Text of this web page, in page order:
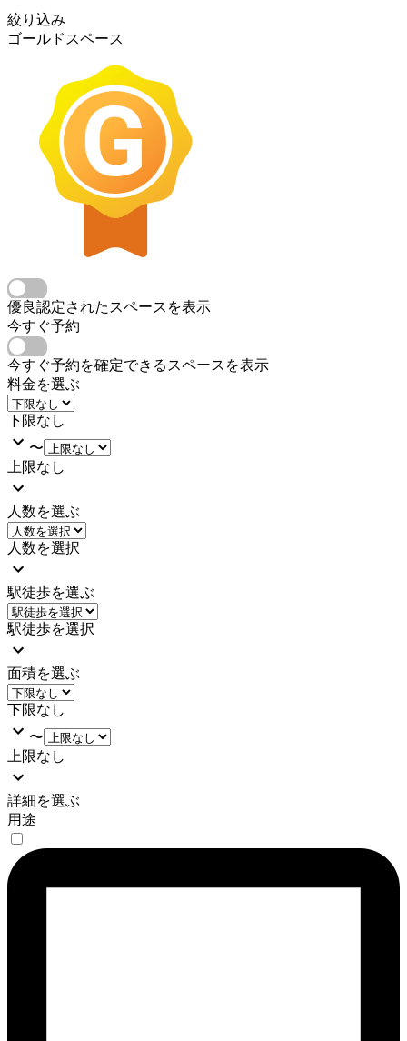
絞り込み
ゴールドスペース
優良認定されたスペースを表示
今すぐ予約
今すぐ予約を確定できるスペースを表示
料金を選ぶ
下限なし
〜
上限なし
人数を選ぶ
人数を選択
駅徒歩を選ぶ
駅徒歩を選択
面積を選ぶ
下限なし
〜
上限なし
詳細を選ぶ
用途